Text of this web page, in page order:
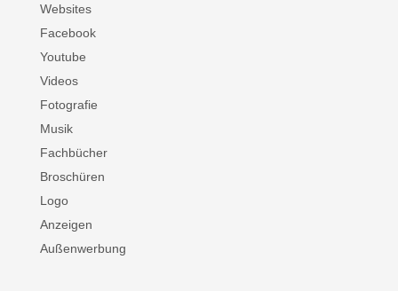
Websites
Facebook
Youtube
Videos
Fotografie
Musik
Fachbücher
Broschüren
Logo
Anzeigen
Außenwerbung